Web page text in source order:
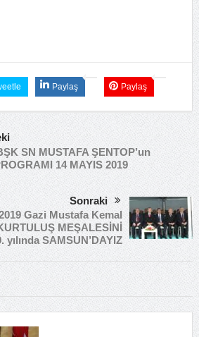
Paylaş Paylaş
SN MUSTAFA ŞENTOP’un
14 MAYIS 2019
Sonraki
Gazi Mustafa Kemal
MEŞALESİNİ
yılında SAMSUN’DAYIZ